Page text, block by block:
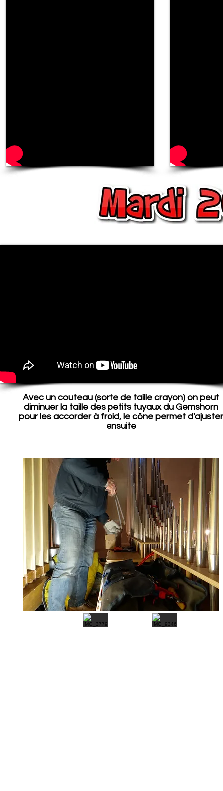
Avec un couteau (sorte de taille crayon) on peut
diminuer la taille des petits tuyaux du Gemshorn
pour les accorder à froid, le cône permet d'ajuster
ensuite